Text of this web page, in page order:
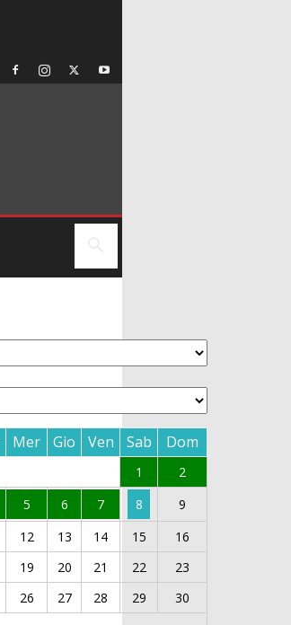
Mer Gio Ven Sab Dom
1
2
5 6 7 8
9
12 13 14 15
16
19 20 21 22
23
26 27 28 29
30